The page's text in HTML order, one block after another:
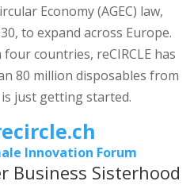
Economy (AGEC) law,
to expand across Europe.
countries, reCIRCLE has
80 million disposables from
just getting started.
Innovation Forum
Business Sisterhood